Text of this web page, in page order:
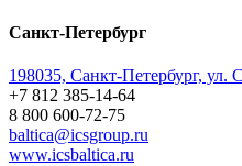
Санкт-Петербург
198035, Санкт-Петербург, ул.
+7 812 385-14-64
8 800 600-72-75
baltica@icsgroup.ru
www.icsbaltica.ru